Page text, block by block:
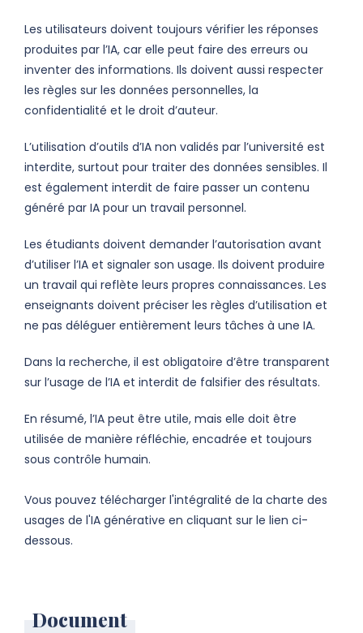
Les utilisateurs doivent toujours vérifier les réponses
produites par l’IA, car elle peut faire des erreurs ou
inventer des informations. Ils doivent aussi respecter
les règles sur les données personnelles, la
confidentialité et le droit d’auteur.
L’utilisation d’outils d’IA non validés par l’université est
interdite, surtout pour traiter des données sensibles. Il
est également interdit de faire passer un contenu
généré par IA pour un travail personnel.
Les étudiants doivent demander l’autorisation avant
d’utiliser l’IA et signaler son usage. Ils doivent produire
un travail qui reflète leurs propres connaissances. Les
enseignants doivent préciser les règles d’utilisation et
ne pas déléguer entièrement leurs tâches à une IA.
Dans la recherche, il est obligatoire d’être transparent
sur l’usage de l’IA et interdit de falsifier des résultats.
En résumé, l’IA peut être utile, mais elle doit être
utilisée de manière réfléchie, encadrée et toujours
sous contrôle humain.
Vous pouvez télécharger l'intégralité de la charte des
usages de l'IA générative en cliquant sur le lien ci-
dessous.
Document